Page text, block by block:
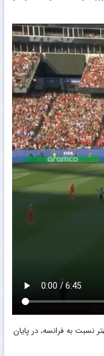
نسبت به فرانسه، در پایان